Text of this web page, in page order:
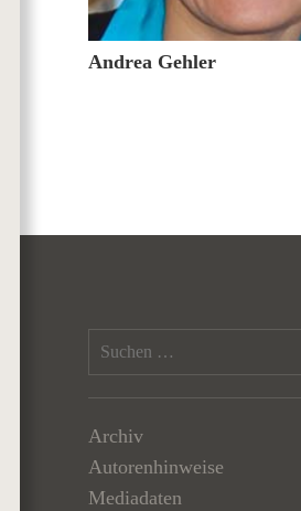
5. Januar 2017
Andrea Gehler
Archiv
Autorenhinweise
Mediadaten